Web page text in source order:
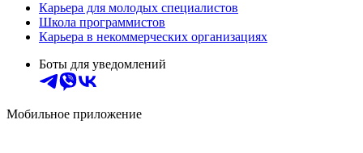
Карьера для молодых специалистов
Школа программистов
Карьера в некоммерческих организациях
Боты для уведомлений
Мобильное приложение